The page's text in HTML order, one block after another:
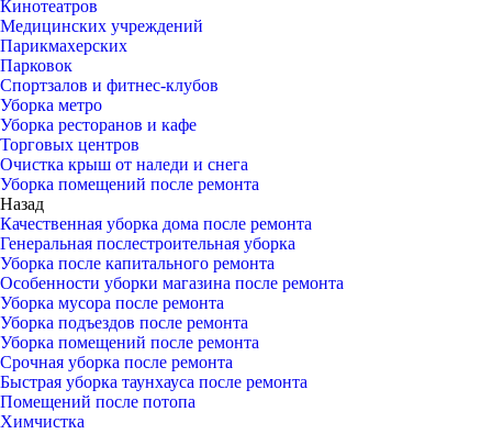
Кинотеатров
Медицинских учреждений
Парикмахерских
Парковок
Спортзалов и фитнес-клубов
Уборка метро
Уборка ресторанов и кафе
Торговых центров
Очистка крыш от наледи и снега
Уборка помещений после ремонта
Назад
Качественная уборка дома после ремонта
Генеральная послестроительная уборка
Уборка после капитального ремонта
Особенности уборки магазина после ремонта
Уборка мусора после ремонта
Уборка подъездов после ремонта
Уборка помещений после ремонта
Срочная уборка после ремонта
Быстрая уборка таунхауса после ремонта
Помещений после потопа
Химчистка